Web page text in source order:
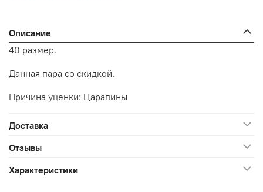
Описание
40 размер.
Данная пара со скидкой.
Причина уценки: Царапины
Доставка
Отзывы
Характеристики